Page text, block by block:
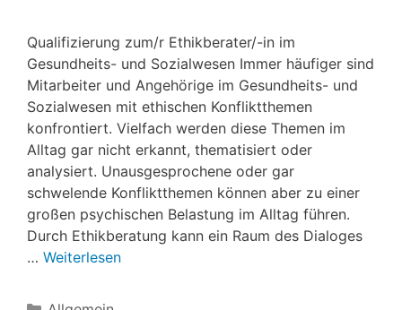
Qualifizierung zum/r Ethikberater/-in im
Gesundheits- und Sozialwesen Immer häufiger sind
Mitarbeiter und Angehörige im Gesundheits- und
Sozialwesen mit ethischen Konfliktthemen
konfrontiert. Vielfach werden diese Themen im
Alltag gar nicht erkannt, thematisiert oder
analysiert. Unausgesprochene oder gar
schwelende Konfliktthemen können aber zu einer
großen psychischen Belastung im Alltag führen.
Durch Ethikberatung kann ein Raum des Dialoges
… Weiterlesen
Kategorien